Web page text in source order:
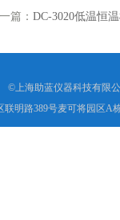
篇： DC-3020低温恒
©上海助蓝仪器科技有限
联明路389号麦可将园区A